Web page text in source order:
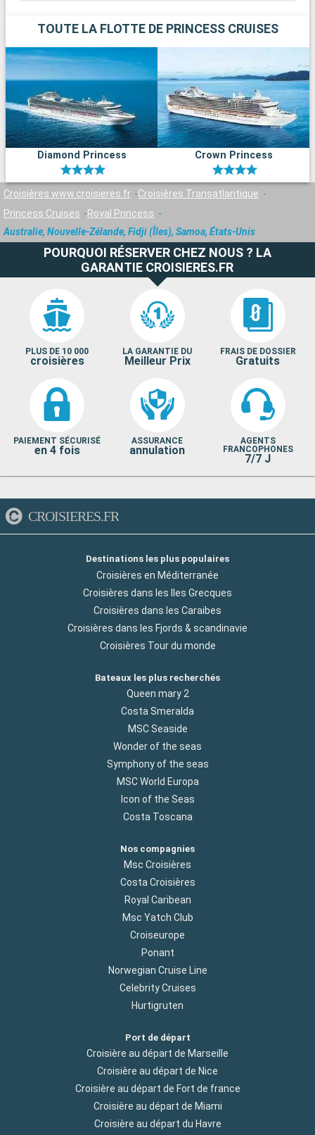
TOUTE LA FLOTTE DE PRINCESS CRUISES
Diamond Princess Crown Princess
Croisières www.croisieres.fr
Croisières Transatlantique
Princess Cruises
Royal Princess
Australie, Nouvelle-Zélande, Fidji (Îles), Samoa, États-Unis
POURQUOI RÉSERVER CHEZ NOUS ? LA
GARANTIE CROISIERES.FR
PLUS DE 10 000
croisières
LA GARANTIE DU
Meilleur Prix
FRAIS DE DOSSIER
Gratuits
PAIEMENT SÉCURISÉ
en 4 fois
ASSURANCE
annulation
AGENTS
FRANCOPHONES
7/7 J
CROISIERES.FR
Destinations les plus populaires
Croisières en Méditerranée
Croisières dans les Iles Grecques
Croisières dans les Caraibes
Croisières dans les Fjords & scandinavie
Croisières Tour du monde
Bateaux les plus recherchés
Queen mary 2
Costa Smeralda
MSC Seaside
Wonder of the seas
Symphony of the seas
MSC World Europa
Icon of the Seas
Costa Toscana
Nos compagnies
Msc Croisières
Costa Croisières
Royal Caribean
Msc Yatch Club
Croiseurope
Ponant
Norwegian Cruise Line
Celebrity Cruises
Hurtigruten
Port de départ
Croisière au départ de Marseille
Croisière au départ de Nice
Croisière au départ de Fort de france
Croisière au départ de Miami
Croisière au départ du Havre